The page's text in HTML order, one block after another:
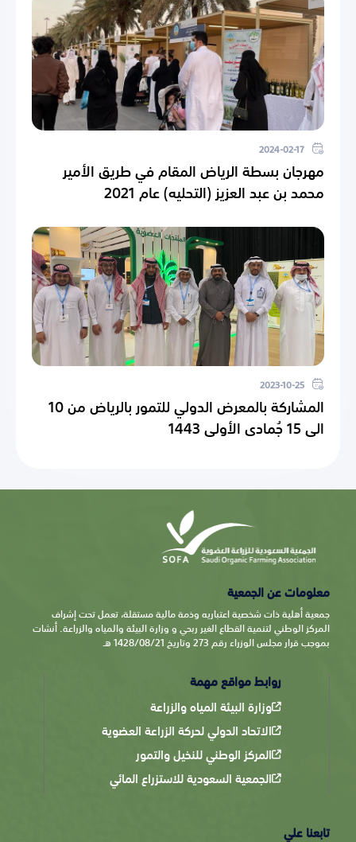
2024-02-17
مهرجان بسطة الرياض المقام في طريق الأمير
محمد بن عبد العزيز (التحليه) عام 2021
2023-10-25
المشاركة بالمعرض الدولي للتمور بالرياض من 10
الى 15 جُمادى الأولى 1443
معلومات عن الجمعية
جمعية أهلية ذات شخصية اعتباريه وذمة مالية مستقلة، تعمل تحت إشراف
المركز الوطني لتنمية القطاع الغير ربحي و وزارة البيئة والمياه والزراعة. أنشات
بموجب قرار مجلس الوزراء رقم 273 وتاريخ 1428/08/21 هـ
روابط مواقع مهمة
وزارة البيئة المياه والزراعة
الاتحاد الدولي لحركة الزراعة العضوية
المركز الوطني للنخيل والتمور
الجمعية السعودية للاستزراع المائي
تابعنا علي